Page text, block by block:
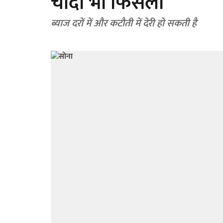
ब्याज दरों में और कटौती में देरी हो सकती है